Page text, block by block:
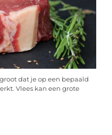
dat je op een bepaald
Vlees kan een grote